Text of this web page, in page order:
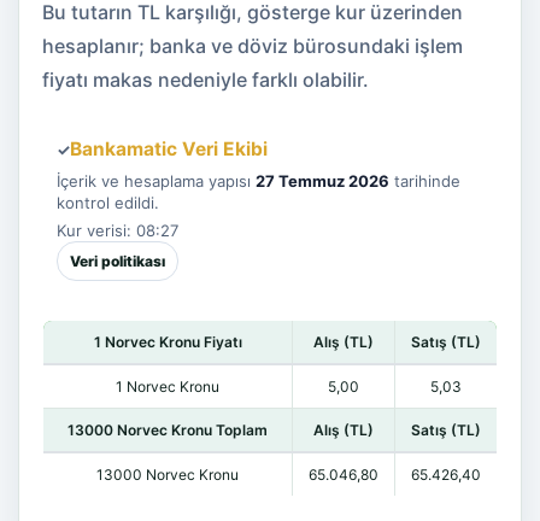
Bu tutarın TL karşılığı, gösterge kur üzerinden
hesaplanır; banka ve döviz bürosundaki işlem
fiyatı makas nedeniyle farklı olabilir.
✓Bankamatic Veri Ekibi
İçerik ve hesaplama yapısı 27 Temmuz 2026 tarihinde
kontrol edildi.
Kur verisi: 08:27
Veri politikası
1 Norvec Kronu Fiyatı Alış (TL) Satış (TL)
1 Norvec Kronu 5,00 5,03
13000 Norvec Kronu Toplam Alış (TL) Satış (TL)
13000 Norvec Kronu 65.046,80 65.426,40